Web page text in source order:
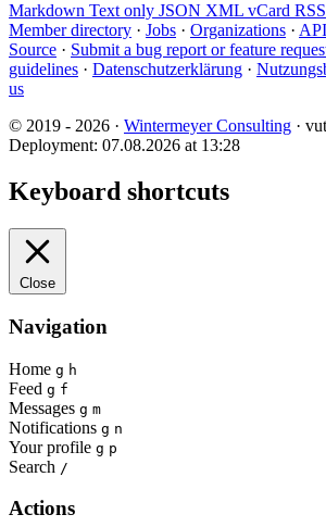
Markdown Text only JSON XML vCard RSS
Member directory · Jobs · Organizations ·
Source · Submit a bug report or feature
guidelines · Datenschutzerklärung ·
us
© 2019 - 2026 · Wintermeyer Consulting ·
Deployment: 07.08.2026 at 13:28
Keyboard shortcuts
Close
Navigation
Home g h
Feed g f
Messages g m
Notifications g n
Your profile g p
Search /
Actions